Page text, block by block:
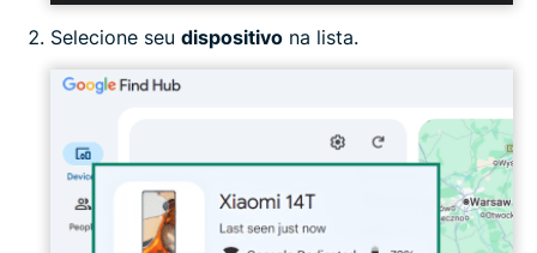
Selecione seu dispositivo na lista.